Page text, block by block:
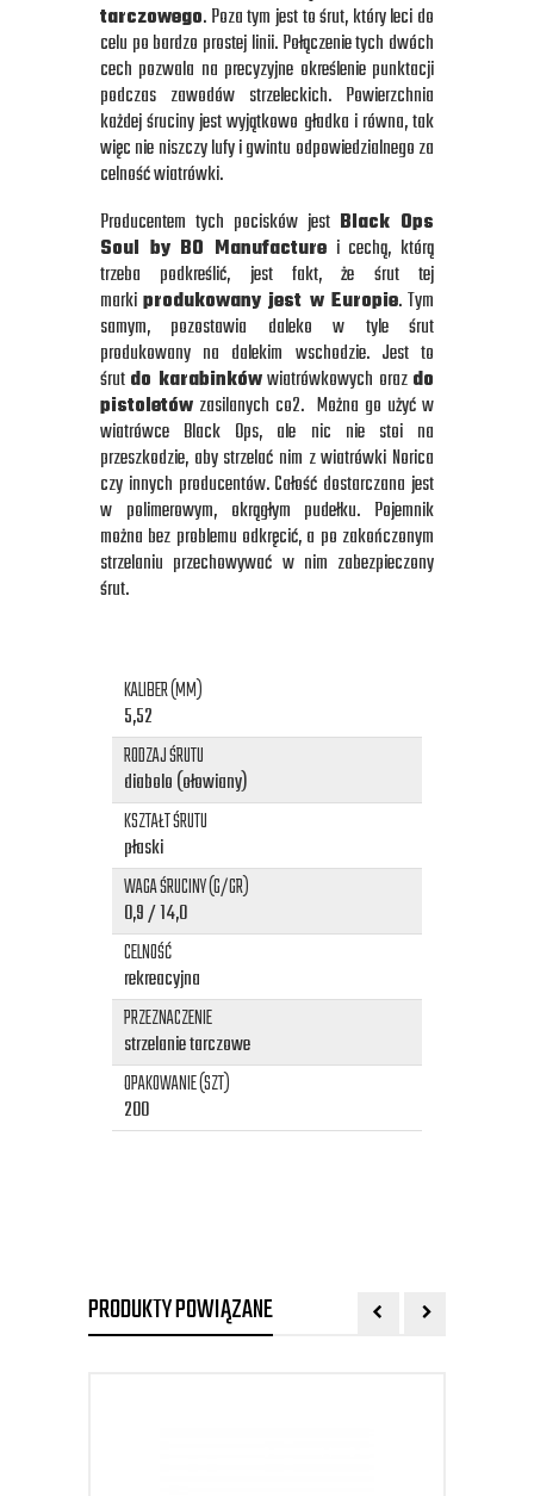
tarczowego. Poza tym jest to śrut, który leci do
celu po bardzo prostej linii. Połączenie tych dwóch
cech pozwala na precyzyjne określenie punktacji
podczas zawodów strzeleckich. Powierzchnia
każdej śruciny jest wyjątkowo gładka i równa, tak
więc nie niszczy lufy i gwintu odpowiedzialnego za
celność wiatrówki.
Producentem tych pocisków jest Black Ops
Soul by BO Manufacture i cechą, którą
trzeba podkreślić, jest fakt, że śrut tej
markiprodukowany jest w Europie. Tym
samym, pozostawia daleko w tyle śrut
produkowany na dalekim wschodzie. Jest to
śrutdo karabinkówwiatrówkowych orazdo
pistoletów zasilanych co2. Można go użyć w
wiatrówce Black Ops, ale nic nie stoi na
przeszkodzie, aby strzelać nim z wiatrówki Norica
czy innych producentów. Całość dostarczana jest
w polimerowym, okrągłym pudełku. Pojemnik
można bez problemu odkręcić, a po zakończonym
strzelaniu przechowywać w nim zabezpieczony
śrut.
KALIBER (MM)
5,52
RODZAJ ŚRUTU
diabolo (ołowiany)
KSZTAŁT ŚRUTU
płaski
WAGA ŚRUCINY (G/GR)
0,9 / 14,0
CELNOŚĆ
rekreacyjna
PRZEZNACZENIE
strzelanie tarczowe
OPAKOWANIE (SZT)
200
PRODUKTY POWIĄZANE